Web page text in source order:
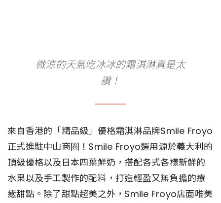
微涼的天氣吃冰冰的霜淇淋真是太
讚！
來自香港的「精品級」優格霜淇淋品牌Smile Froyo
正式進駐中山商圈！Smile Froyo選用源於義大利的
頂級優格以及日本四葉鮮奶，搭配各式各樣新鮮的
水果以及手工製作的配料，打造輕盈又無負擔的療
癒甜點。除了甜點超美之外，Smile Froyo店面唯美